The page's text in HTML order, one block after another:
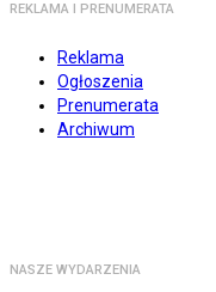
REKLAMA I PRENUMERATA
Reklama
Ogłoszenia
Prenumerata
Archiwum
NASZE WYDARZENIA